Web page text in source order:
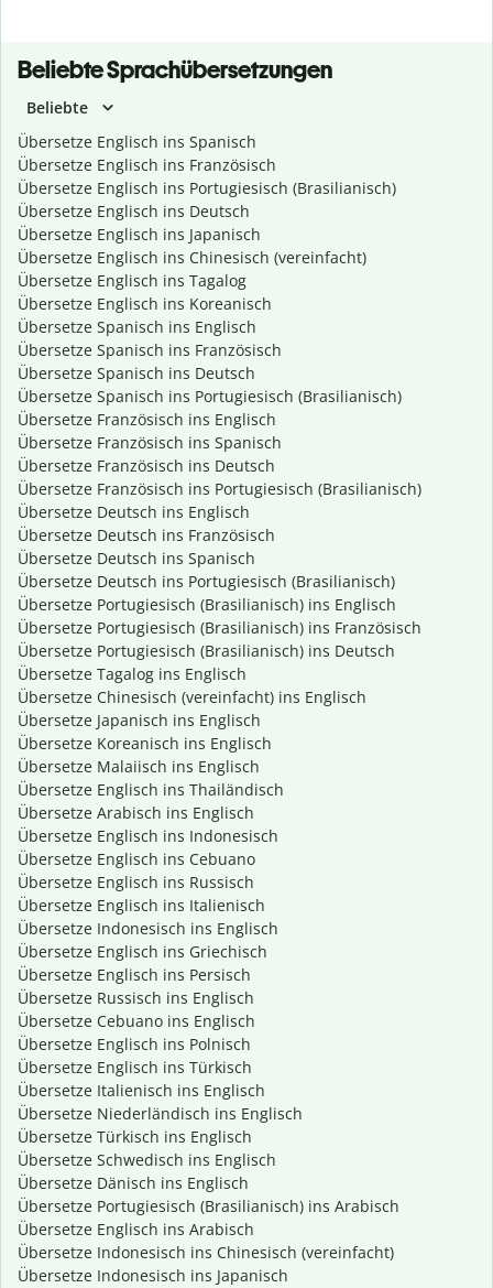
Beliebte Sprachübersetzungen
Beliebte
Übersetze Englisch ins Spanisch
Übersetze Englisch ins Französisch
Übersetze Englisch ins Portugiesisch (Brasilianisch)
Übersetze Englisch ins Deutsch
Übersetze Englisch ins Japanisch
Übersetze Englisch ins Chinesisch (vereinfacht)
Übersetze Englisch ins Tagalog
Übersetze Englisch ins Koreanisch
Übersetze Spanisch ins Englisch
Übersetze Spanisch ins Französisch
Übersetze Spanisch ins Deutsch
Übersetze Spanisch ins Portugiesisch (Brasilianisch)
Übersetze Französisch ins Englisch
Übersetze Französisch ins Spanisch
Übersetze Französisch ins Deutsch
Übersetze Französisch ins Portugiesisch (Brasilianisch)
Übersetze Deutsch ins Englisch
Übersetze Deutsch ins Französisch
Übersetze Deutsch ins Spanisch
Übersetze Deutsch ins Portugiesisch (Brasilianisch)
Übersetze Portugiesisch (Brasilianisch) ins Englisch
Übersetze Portugiesisch (Brasilianisch) ins Französisch
Übersetze Portugiesisch (Brasilianisch) ins Deutsch
Übersetze Tagalog ins Englisch
Übersetze Chinesisch (vereinfacht) ins Englisch
Übersetze Japanisch ins Englisch
Übersetze Koreanisch ins Englisch
Übersetze Malaiisch ins Englisch
Übersetze Englisch ins Thailändisch
Übersetze Arabisch ins Englisch
Übersetze Englisch ins Indonesisch
Übersetze Englisch ins Cebuano
Übersetze Englisch ins Russisch
Übersetze Englisch ins Italienisch
Übersetze Indonesisch ins Englisch
Übersetze Englisch ins Griechisch
Übersetze Englisch ins Persisch
Übersetze Russisch ins Englisch
Übersetze Cebuano ins Englisch
Übersetze Englisch ins Polnisch
Übersetze Englisch ins Türkisch
Übersetze Italienisch ins Englisch
Übersetze Niederländisch ins Englisch
Übersetze Türkisch ins Englisch
Übersetze Schwedisch ins Englisch
Übersetze Dänisch ins Englisch
Übersetze Portugiesisch (Brasilianisch) ins Arabisch
Übersetze Englisch ins Arabisch
Übersetze Indonesisch ins Chinesisch (vereinfacht)
Übersetze Indonesisch ins Japanisch